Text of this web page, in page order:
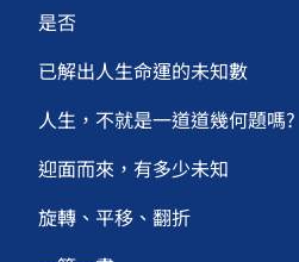
是否
已解出人生命運的未知數
人生，不就是一道道幾何題嗎?
迎面而來，有多少未知
旋轉、平移、翻折